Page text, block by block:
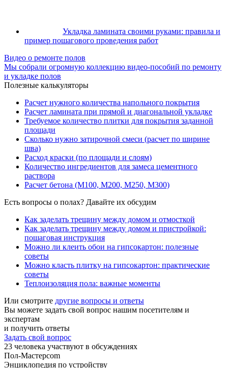
Укладка ламината своими руками: правила и
пример пошагового проведения работ
Видео о ремонте полов
Мы собрали огромную коллекцию видео-пособий по ремонту
и укладке полов
Полезные калькуляторы
Расчет нужного количества напольного покрытия
Расчет ламината при прямой и диагональной укладке
Требуемое количество плитки для покрытия заданной
площади
Сколько нужно затирочной смеси (расчет по ширине
шва)
Расход краски (по площади и слоям)
Количество ингредиентов для замеса цементного
раствора
Расчет бетона (М100, М200, М250, М300)
Есть вопросы о полах? Давайте их обсудим
Как заделать трещину между домом и отмосткой
Как заделать трещину между домом и пристройкой:
пошаговая инструкция
Можно ли клеить обои на гипсокартон: полезные
советы
Можно класть плитку на гипсокартон: практические
советы
Теплоизоляция пола: важные моменты
Или смотрите другие вопросы и ответы
Вы можете задать свой вопрос нашим посетителям и
экспертам
и получить ответы
Задать свой вопрос
23 человека участвуют в обсуждениях
Пол-Мастерcom
Энциклопедия по устройству